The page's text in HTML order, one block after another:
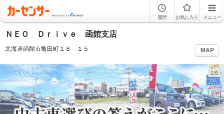
履歴 お気に入り メニュー
ＮＥＯ Ｄｒｉｖｅ 函館支店
北海道函館市亀田町１８－１５ MAP
1/8